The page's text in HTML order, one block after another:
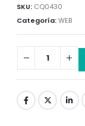
SKU: CQ0430
Categoría:WEB